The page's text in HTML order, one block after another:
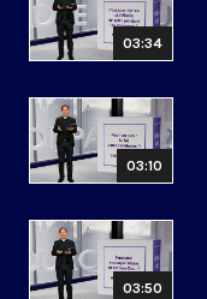
03:34
03:10
03:50